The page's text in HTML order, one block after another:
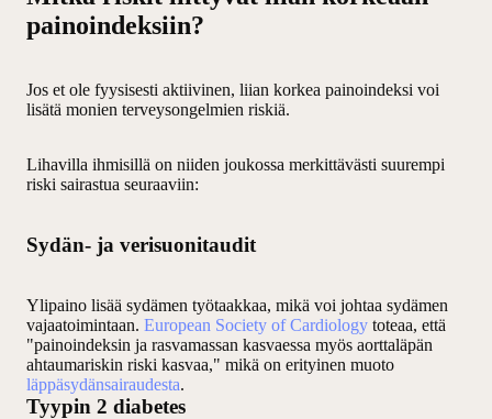
painoindeksiin?
Jos et ole fyysisesti aktiivinen, liian korkea painoindeksi voi
lisätä monien terveysongelmien riskiä.
Lihavilla ihmisillä on niiden joukossa merkittävästi suurempi
riski sairastua seuraaviin:
Sydän- ja verisuonitaudit
Ylipaino lisää sydämen työtaakkaa, mikä voi johtaa sydämen
vajaatoimintaan. European Society of Cardiology toteaa, että
"painoindeksin ja rasvamassan kasvaessa myös aorttaläpän
ahtaumariskin riski kasvaa," mikä on erityinen muoto
läppäsydänsairaudesta.
Tyypin 2 diabetes